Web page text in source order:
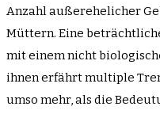
Anzahl außerehelicher
Müttern. Eine
mit einem nicht
ihnen erfährt multiple
umso mehr, als die